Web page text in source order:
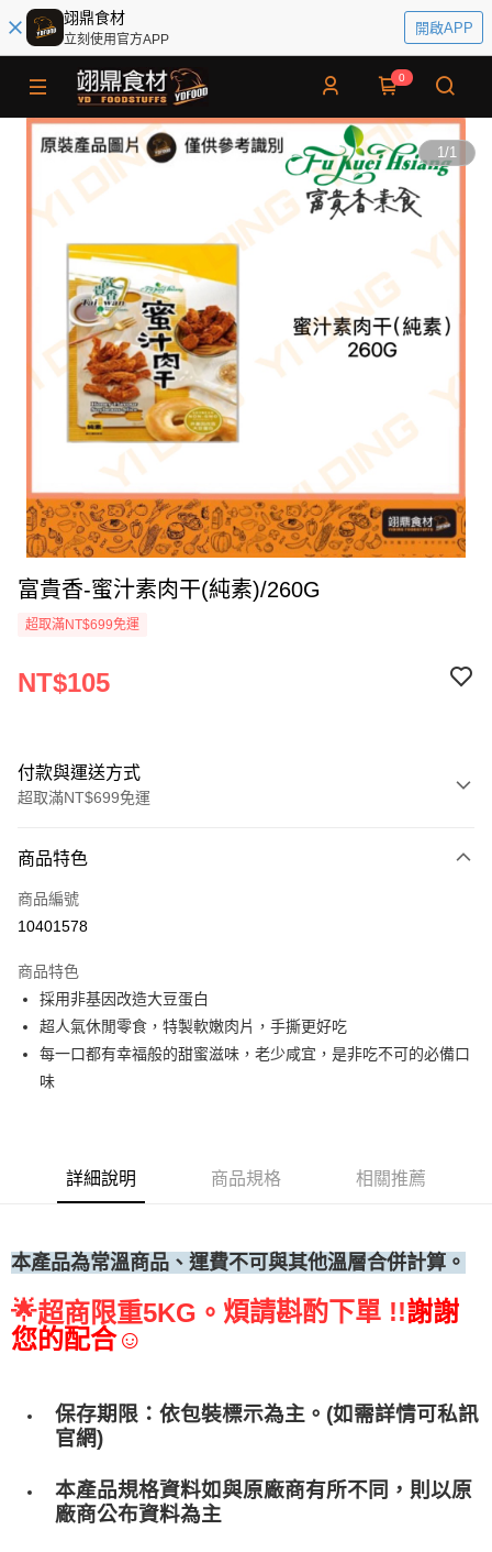
翊鼎食材
立刻使用官方APP
開啟APP
0
1/1
富貴香-蜜汁素肉干(純素)/260G
超取滿NT$699免運
NT$105
付款與運送方式
超取滿NT$699免運
信用卡一次付款
Apple Pay
運送方式
• 付款後全家取貨
每筆NT$60，滿NT$699(含以上)免運費
• 付款後7-11取貨
每筆NT$250
商品特色
商品編號
10401578
商品特色
採用非基因改造大豆蛋白
超人氣休閒零食，特製軟嫩肉片，手撕更好吃
每一口都有幸福般的甜蜜滋味，老少咸宜，是非吃不可的必備口
味
詳細說明 商品規格 相關推薦
本產品為常溫商品、運費不可與其他溫層合併計算。
🌟超商限重5KG。 煩請斟酌下單 !!謝謝
您的配合☺
保存期限：依包裝標示為主。(如需詳情可私訊
官網)
本產品規格資料如與原廠商有所不同，則以原
廠商公布資料為主